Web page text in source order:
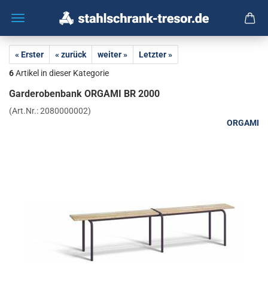
« Erster « zurück weiter »
Letzter »
6Artikel in dieser Kategorie
Gar­de­ro­ben­bank OR­GA­MI BR 2000
(Art.Nr.:2080000002)
ORGAMI